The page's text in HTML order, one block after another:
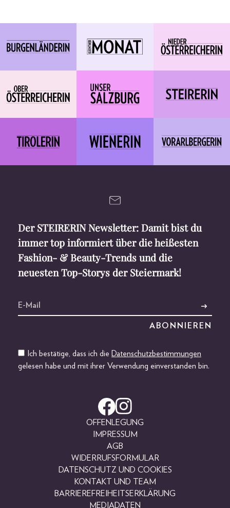
Der STEIRERIN Newsletter: Damit bist du
immer top informiert über die heißesten
Fashion- & Beauty-Trends und die
neuesten Top-Storys der Steiermark!
Ich bestätige, dass ich die Datenschutzbestimmungen
gelesen habe und mit ihrer Verwendung einverstanden bin.
OFFENLEGUNG
IMPRESSUM
AGB
WIDERRUFSFORMULAR
DATENSCHUTZ UND COOKIES
KONTAKT UND TEAM
BARRIEREFREIHEITSERKLÄRUNG
MEDIADATEN